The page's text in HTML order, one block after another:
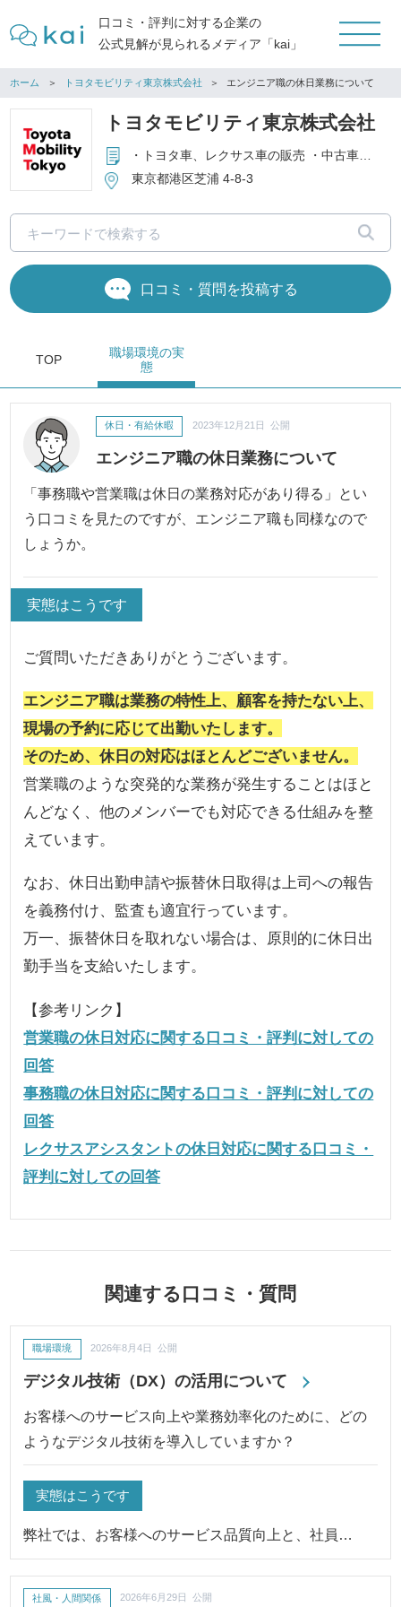
口コミ・評判に対する企業の
公式見解が見られるメディア「kai」
ホーム トヨタモビリティ東京株式会社 エンジニア職の休日業務について
トヨタモビリティ東京株式会社
・トヨタ車、レクサス車の販売 ・中古車販売 ・自動車リース ・自動車レンタル事業 ・自動車買取り ・自動車の点検・整備 ・自動車の部品、オイル、用品の販売 ・損害保険および生命保険の募集 ・携帯電話（au）の販売および加入手続き ・JAF、TS CUBIC CARD会員業務 ・前記各項に付帯する一切の業務
東京都港区芝浦 4-8-3
口コミ・質問を投稿する
TOP
職場環境の実
態
エンジニア職の休日業務について
休日・有給休暇 2023年12月21日 公開
「事務職や営業職は休日の業務対応があり得る」とい
う口コミを見たのですが、エンジニア職も同様なので
しょうか。
実態はこうです
ご質問いただきありがとうございます。
エンジニア職は業務の特性上、顧客を持たない上、
現場の予約に応じて出勤いたします。
そのため、休日の対応はほとんどございません。
営業職のような突発的な業務が発生することはほと
んどなく、他のメンバーでも対応できる仕組みを整
えています。
なお、休日出勤申請や振替休日取得は上司への報告
を義務付け、監査も適宜行っています。
万一、振替休日を取れない場合は、原則的に休日出
勤手当を支給いたします。
【参考リンク】
営業職の休日対応に関する口コミ・評判に対しての
回答
事務職の休日対応に関する口コミ・評判に対しての
回答
レクサスアシスタントの休日対応に関する口コミ・
評判に対しての回答
関連する口コミ・質問
デジタル技術（DX）の活用について
職場環境 2026年8月4日 公開
お客様へのサービス向上や業務効率化のために、どの
ようなデジタル技術を導入していますか？
実態はこうです
弊社では、お客様へのサービス品質向上と、社員…
社風・人間関係 2026年6月29日 公開